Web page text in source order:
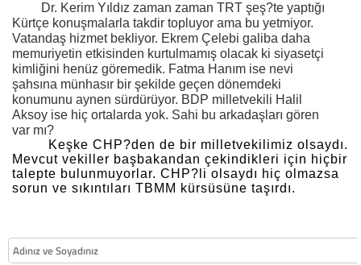
Dr. Kerim Yıldız zaman zaman TRT şeş?te yaptığı
Kürtçe konuşmalarla takdir topluyor ama bu yetmiyor.
Vatandaş hizmet bekliyor. Ekrem Çelebi galiba daha
memuriyetin etkisinden kurtulmamış olacak ki siyasetçi
kimliğini henüz göremedik. Fatma Hanım ise nevi
şahsına münhasır bir şekilde geçen dönemdeki
konumunu aynen sürdürüyor. BDP milletvekili Halil
Aksoy ise hiç ortalarda yok. Sahi bu arkadaşları gören
var mı?
Keşke CHP?den de bir milletvekilimiz olsaydı.
Mevcut vekiller başbakandan çekindikleri için hiçbir
talepte bulunmuyorlar. CHP?li olsaydı hiç olmazsa
sorun ve sıkıntıları TBMM kürsüsüne taşırdı.